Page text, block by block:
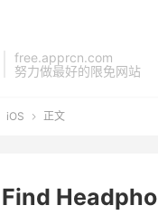
free.apprcn.com
努力做最好的限免网站
iOS  正文
Find